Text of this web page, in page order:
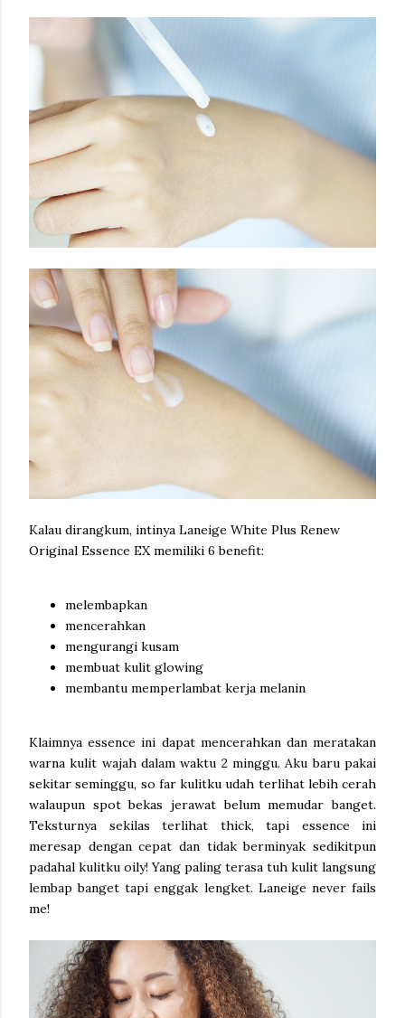
Kalau dirangkum, intinya Laneige White Plus Renew
Original Essence EX memiliki 6 benefit:
melembapkan
mencerahkan
mengurangi kusam
membuat kulit glowing
membantu memperlambat kerja melanin
Klaimnya essence ini dapat mencerahkan dan meratakan
warna kulit wajah dalam waktu 2 minggu. Aku baru pakai
sekitar seminggu, so far kulitku udah terlihat lebih cerah
walaupun spot bekas jerawat belum memudar banget.
Teksturnya sekilas terlihat thick, tapi essence ini
meresap dengan cepat dan tidak berminyak sedikitpun
padahal kulitku oily! Yang paling terasa tuh kulit langsung
lembap banget tapi enggak lengket. Laneige never fails
me!